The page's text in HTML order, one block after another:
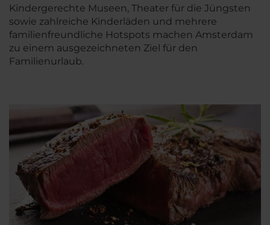
Kindergerechte Museen, Theater für die Jüngsten
sowie zahlreiche Kinderläden und mehrere
familienfreundliche Hotspots machen Amsterdam
zu einem ausgezeichneten Ziel für den
Familienurlaub.